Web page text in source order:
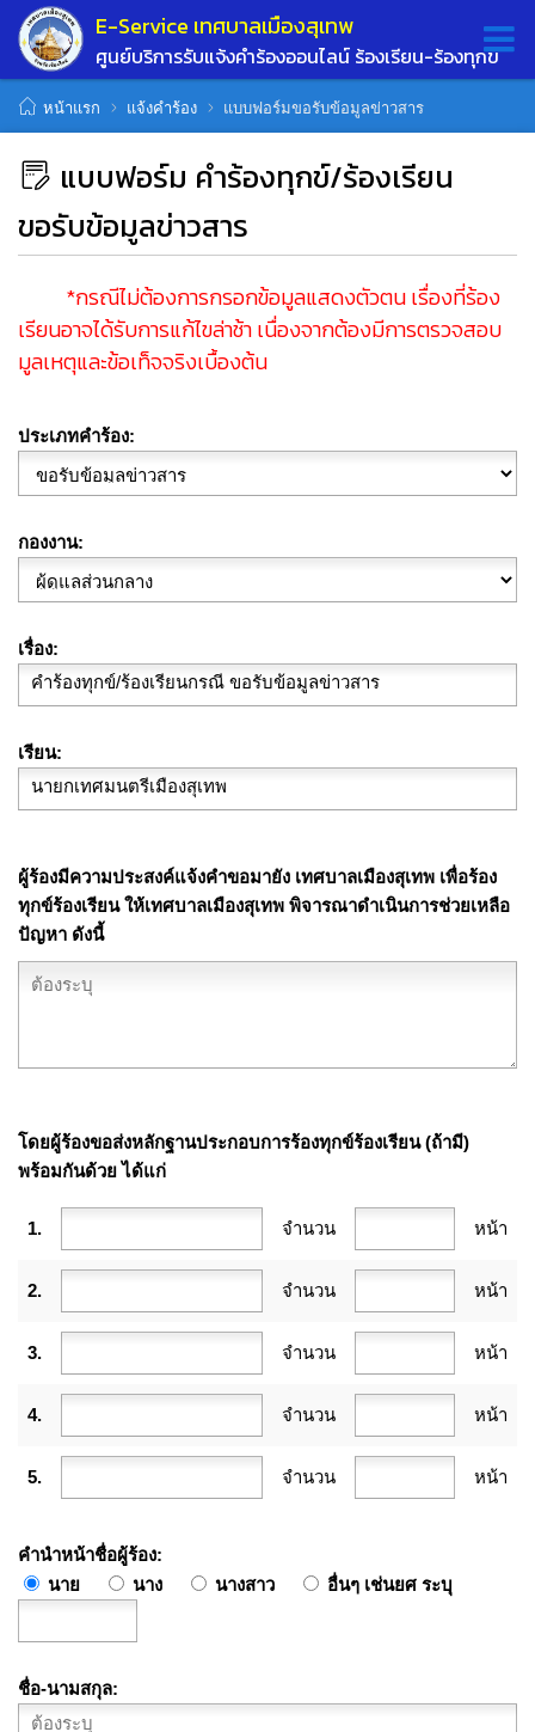
E-Service เทศบาลเมืองสุเทพ
ศูนย์บริการรับแจ้งคำร้องออนไลน์ ร้องเรียน-ร้องทุกข์
หน้าแรก แจ้งคำร้อง แบบฟอร์มขอรับข้อมูลข่าวสาร
แบบฟอร์ม คำร้องทุกข์/ร้องเรียน
ขอรับข้อมูลข่าวสาร
*กรณีไม่ต้องการกรอกข้อมูลแสดงตัวตน เรื่องที่ร้อง
เรียนอาจได้รับการแก้ไขล่าช้า เนื่องจากต้องมีการตรวจสอบ
มูลเหตุและข้อเท็จจริงเบื้องต้น
ประเภทคำร้อง
กองงาน
เรื่อง
เรียน
ผู้ร้องมีความประสงค์แจ้งคำขอมายัง เทศบาลเมืองสุเทพ เพื่อร้อง
ทุกข์ร้องเรียน ให้เทศบาลเมืองสุเทพ พิจารณาดำเนินการช่วยเหลือ
ปัญหา ดังนี้
โดยผู้ร้องขอส่งหลักฐานประกอบการร้องทุกข์ร้องเรียน (ถ้ามี)
พร้อมกันด้วย ได้แก่
1. จำนวน หน้า
2. จำนวน หน้า
3. จำนวน หน้า
4. จำนวน หน้า
5. จำนวน หน้า
คำนำหน้าชื่อผู้ร้อง
นาย
นาง นางสาว อื่นๆ เช่นยศ ระบุ
ชื่อ-นามสกุล